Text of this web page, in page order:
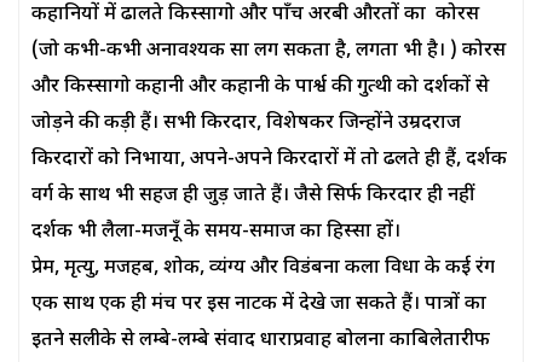
कहानियों में ढालते किस्सागो और पाँच अरबी औरतों का कोरस
(जो कभी-कभी अनावश्यक सा लग सकता है, लगता भी है। ) कोरस
और किस्सागो कहानी और कहानी के पार्श्व की गुत्थी को दर्शकों से
जोड़ने की कड़ी हैं। सभी किरदार, विशेषकर जिन्होंने उम्रदराज
किरदारों को निभाया, अपने-अपने किरदारों में तो ढलते ही हैं, दर्शक
वर्ग के साथ भी सहज ही जुड़ जाते हैं। जैसे सिर्फ किरदार ही नहीं
दर्शक भी लैला-मजनूँ के समय-समाज का हिस्सा हों।
प्रेम, मृत्यु, मजहब, शोक, व्यंग्य और विडंबना कला विधा के कई रंग
एक साथ एक ही मंच पर इस नाटक में देखे जा सकते हैं। पात्रों का
इतने सलीके से लम्बे-लम्बे संवाद धाराप्रवाह बोलना काबिलेतारीफ